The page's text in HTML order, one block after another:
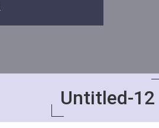
Untitled-12